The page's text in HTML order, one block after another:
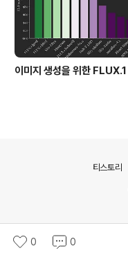
이미지 생성을 위한 FLUX.1
0 0
티스토리